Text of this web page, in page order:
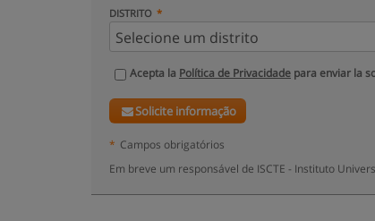
DISTRITO
Acepta la Política de Privacidade para enviar la
Solicite informação
* Campos obrigatórios
Em breve um responsável de ISCTE - Instituto